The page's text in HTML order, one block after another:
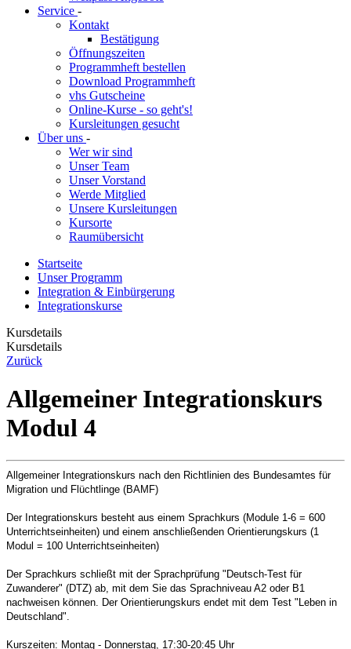
Service -
Kontakt
Bestätigung
Öffnungszeiten
Programmheft bestellen
Download Programmheft
vhs Gutscheine
Online-Kurse - so geht's!
Kursleitungen gesucht
Über uns -
Wer wir sind
Unser Team
Unser Vorstand
Werde Mitglied
Unsere Kursleitungen
Kursorte
Raumübersicht
Startseite
Unser Programm
Integration & Einbürgerung
Integrationskurse
Kursdetails
Kursdetails
Zurück
Allgemeiner Integrationskurs
Modul 4
Allgemeiner Integrationskurs nach den Richtlinien des Bundesamtes für
Migration und Flüchtlinge (BAMF)
Der Integrationskurs besteht aus einem Sprachkurs (Module 1-6 = 600
Unterrichtseinheiten) und einem anschließenden Orientierungskurs (1
Modul = 100 Unterrichtseinheiten)
Der Sprachkurs schließt mit der Sprachprüfung "Deutsch-Test für
Zuwanderer" (DTZ) ab, mit dem Sie das Sprachniveau A2 oder B1
nachweisen können. Der Orientierungskurs endet mit dem Test "Leben in
Deutschland".
Kurszeiten: Montag - Donnerstag, 17:30-20:45 Uhr